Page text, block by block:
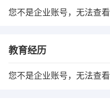
您不是企业账号，无法查看
教育经历
您不是企业账号，无法查看